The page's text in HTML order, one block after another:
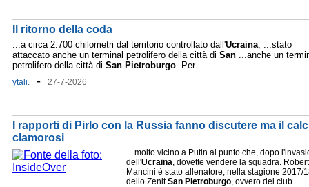
Il ritorno della coda
...a circa 2.700 chilometri dal territorio controllato dall'Ucraina, ...stato
attaccato anche un terminal petrolifero della città di San ...anche un
petrolifero della città di San Pietroburgo. Per ...
ytali. - 27-7-2026
I rapporti di Pirlo con la Russia fanno discutere ma il
clamorosi
... molto vicino a Putin al punto che, dopo
dell'Ucraina, dovette vendere la squadra.
Mancini è stato allenatore, nella stagione 2017/
dello ZenitSan Pietroburgo, ovvero del club ...